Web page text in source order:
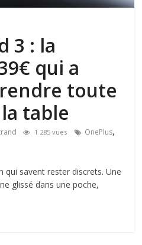
3 : la
qui a
toute
table
1 285 vues OnePlus,
qui savent rester discrets. Une
glissé dans une poche,